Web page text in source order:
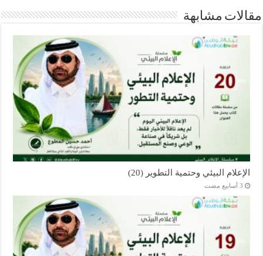
مقالات مشابهة
الإعلام البيئي وحتمية التطوير (20)